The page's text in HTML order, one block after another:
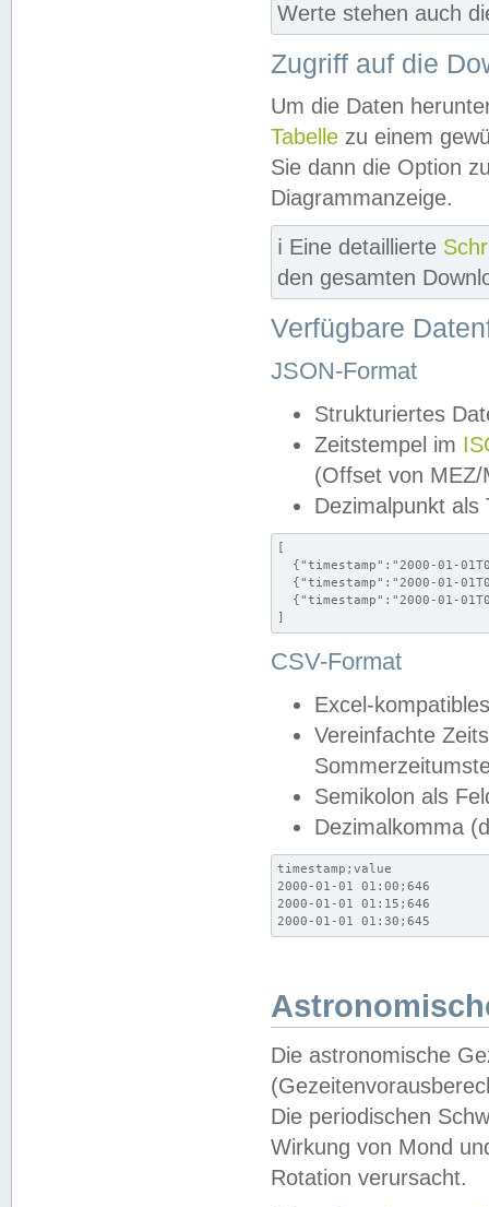
Werte stehen auch
Zugriff auf die
Um die Daten
Tabelle zu einem
Sie dann die Option
Diagrammanzeige.
ℹ️ Eine detaillierte
den gesamten
Verfügbare
JSON-Format
Strukturiertes
Zeitstempel im
(Offset von MEZ/
Dezimalpunkt als
[
{"timestamp":"2000-01-
{"timestamp":"2000-01-
{"timestamp":"2000-01-
]
CSV-Format
Excel-
Vereinfachte
Semikolon als
Dezimalkomma
timestamp;value
2000-01-01 01:00;646
2000-01-01 01:15;646
2000-01-01 01:30;645
Die astronomische
Die periodischen
Wirkung von Mond
Rotation verursacht.